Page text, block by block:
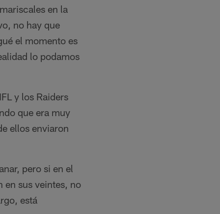
en la
no hay que
el momento es
lo podamos
y los Raiders
que era muy
ellos enviaron
pero si en el
en sus veintes, no
está